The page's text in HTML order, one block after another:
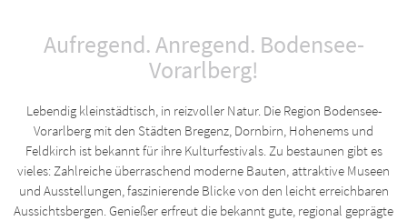
Aufregend. Anregend. Bodensee-
Vorarlberg!
Lebendig kleinstädtisch, in reizvoller Natur. Die Region Bodensee-
Vorarlberg mit den Städten Bregenz, Dornbirn, Hohenems und
Feldkirch ist bekannt für ihre Kulturfestivals. Zu bestaunen gibt es
vieles: Zahlreiche überraschend moderne Bauten, attraktive Museen
und Ausstellungen, faszinierende Blicke von den leicht erreichbaren
Aussichtsbergen. Genießer erfreut die bekannt gute, regional geprägte